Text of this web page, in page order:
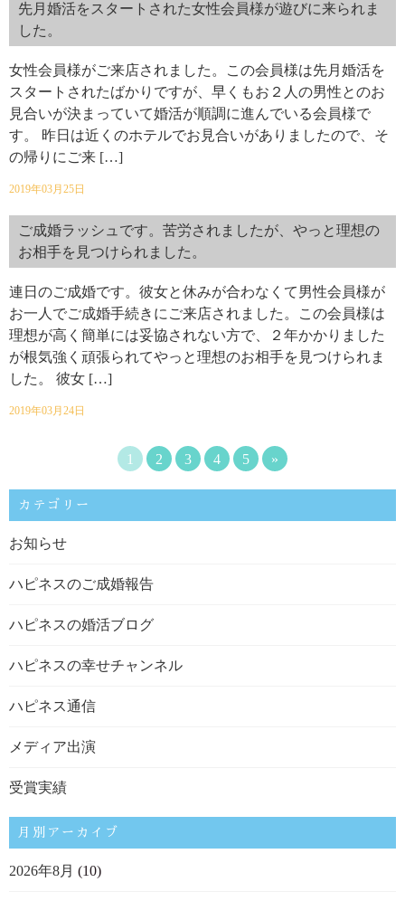
先月婚活をスタートされた女性会員様が遊びに来られま
した。
女性会員様がご来店されました。この会員様は先月婚活を
スタートされたばかりですが、早くもお２人の男性とのお
見合いが決まっていて婚活が順調に進んでいる会員様で
す。 昨日は近くのホテルでお見合いがありましたので、そ
の帰りにご来 […]
2019年03月25日
ご成婚ラッシュです。苦労されましたが、やっと理想の
お相手を見つけられました。
連日のご成婚です。彼女と休みが合わなくて男性会員様が
お一人でご成婚手続きにご来店されました。この会員様は
理想が高く簡単には妥協されない方で、２年かかりました
が根気強く頑張られてやっと理想のお相手を見つけられま
した。 彼女 […]
2019年03月24日
1 2 3 4 5 »
カテゴリー
お知らせ
ハピネスのご成婚報告
ハピネスの婚活ブログ
ハピネスの幸せチャンネル
ハピネス通信
メディア出演
受賞実績
月別アーカイブ
2026年8月 (10)